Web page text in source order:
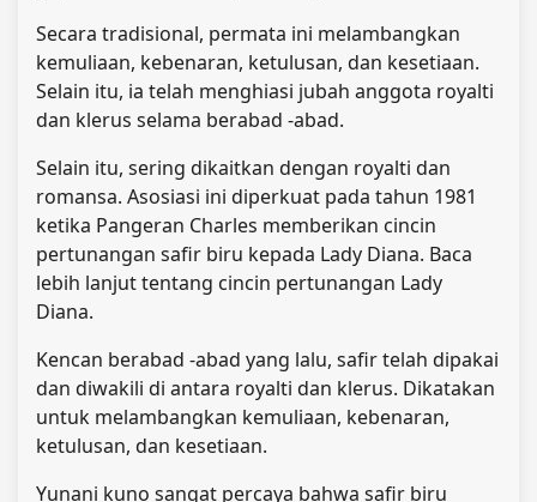
Secara tradisional, permata ini melambangkan
kemuliaan, kebenaran, ketulusan, dan kesetiaan.
Selain itu, ia telah menghiasi jubah anggota royalti
dan klerus selama berabad -abad.
Selain itu, sering dikaitkan dengan royalti dan
romansa. Asosiasi ini diperkuat pada tahun 1981
ketika Pangeran Charles memberikan cincin
pertunangan safir biru kepada Lady Diana. Baca
lebih lanjut tentang cincin pertunangan Lady
Diana.
Kencan berabad -abad yang lalu, safir telah dipakai
dan diwakili di antara royalti dan klerus. Dikatakan
untuk melambangkan kemuliaan, kebenaran,
ketulusan, dan kesetiaan.
Yunani kuno sangat percaya bahwa safir biru